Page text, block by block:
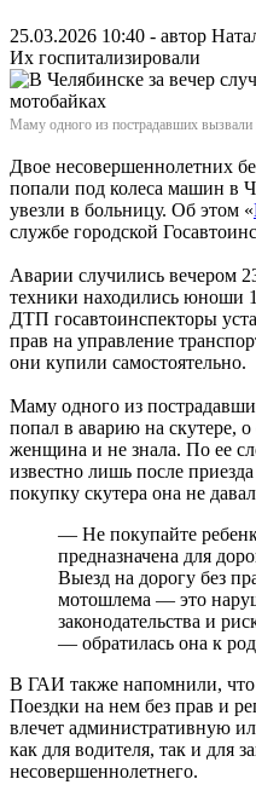
25.03.2026 10:40 - автор
Их госпитализировали
Маму одного из пострадавших
Двое несовершеннолетних
попали под колеса машин в
увезли в больницу. Об этом «
службе городской
Аварии случились вечером
техники находились юноши
ДТП госавтоинспекторы
прав на управление
они купили самостоятельно.
Маму одного из
попал в аварию на скутере,
женщина и не знала. По ее
известно лишь после
покупку скутера она не
— Не покупайте
предназначена для
Выезд на дорогу без
мотошлема — это
законодательства и
— обратилась она к
В ГАИ также напомнили,
Поездки на нем без прав и
влечет административную
как для водителя, так и для
несовершеннолетнего.